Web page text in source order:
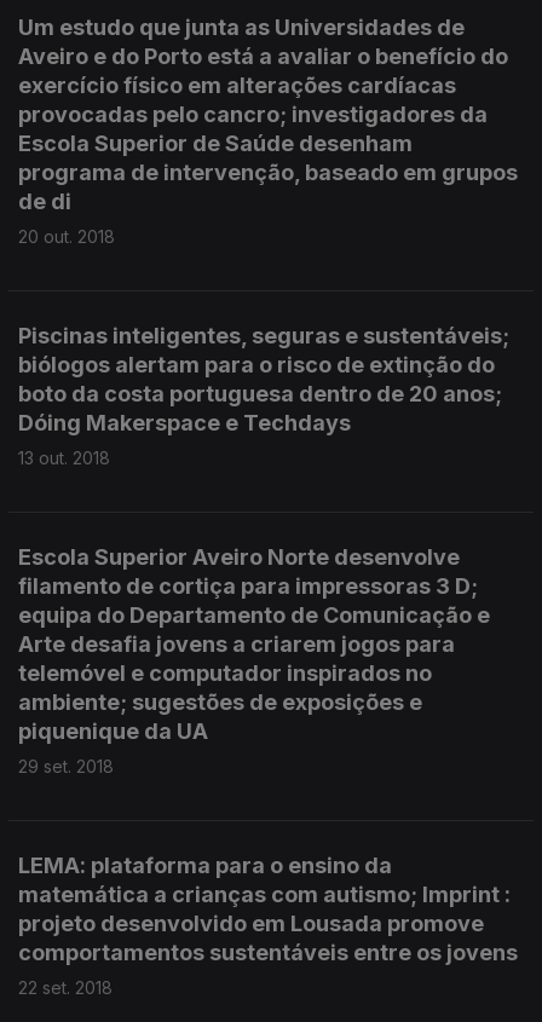
Um estudo que junta as Universidades de
Aveiro e do Porto está a avaliar o benefício do
exercício físico em alterações cardíacas
provocadas pelo cancro; investigadores da
Escola Superior de Saúde desenham
programa de intervenção, baseado em grupos
de di
20 out. 2018
Piscinas inteligentes, seguras e sustentáveis;
biólogos alertam para o risco de extinção do
boto da costa portuguesa dentro de 20 anos;
Dóing Makerspace e Techdays
13 out. 2018
Escola Superior Aveiro Norte desenvolve
filamento de cortiça para impressoras 3 D;
equipa do Departamento de Comunicação e
Arte desafia jovens a criarem jogos para
telemóvel e computador inspirados no
ambiente; sugestões de exposições e
piquenique da UA
29 set. 2018
LEMA: plataforma para o ensino da
matemática a crianças com autismo; Imprint :
projeto desenvolvido em Lousada promove
comportamentos sustentáveis entre os jovens
22 set. 2018